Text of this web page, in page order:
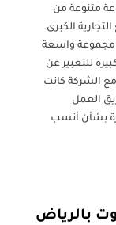
متنوعة من
الكبرى.
مجموعة واسعة
للتعبير عن
الشركة كانت
العمل
بشأن أنسب
بالرياض